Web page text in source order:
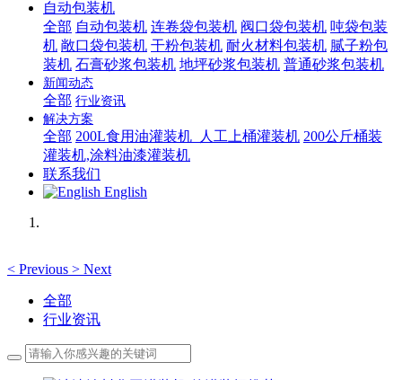
自动包装机
全部 自动包装机 连卷袋包装机 阀口袋包装机 吨袋包装
机 敞口袋包装机 干粉包装机 耐火材料包装机 腻子粉包
装机 石膏砂浆包装机 地坪砂浆包装机 普通砂浆包装机
新闻动态
全部 行业资讯
解决方案
全部 200L食用油灌装机_人工上桶灌装机 200公斤桶装
灌装机,涂料油漆灌装机
联系我们
English
< Previous > Next
全部
行业资讯